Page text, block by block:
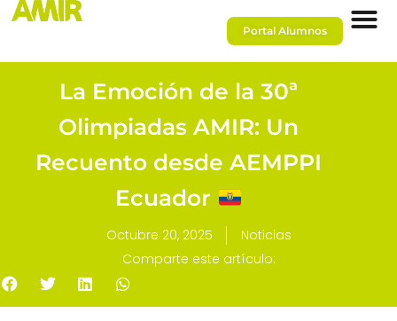
Portal Alumnos
La Emoción de la 30ª
Olimpiadas AMIR: Un
Recuento desde AEMPPI
Ecuador
Octubre 20, 2025
Noticias
Comparte este artículo: